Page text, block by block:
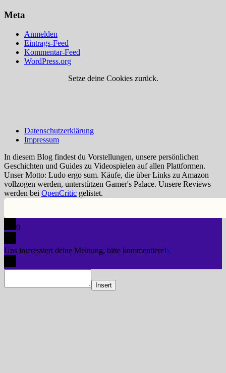
Meta
Anmelden
Eintrags-Feed
Kommentar-Feed
WordPress.org
Setze deine Cookies zurück.
Datenschutzerklärung
Impressum
In diesem Blog findest du Vorstellungen, unsere persönlichen
Geschichten und Guides zu Videospielen auf allen Plattformen.
Unser Motto: Ludo ergo sum. Käufe, die über Links zu Amazon
vollzogen werden, unterstützen Gamer's Palace. Unsere Reviews
werden bei OpenCritic gelistet.
0
Uns interessiert deine Meinung, bitte kommentiere!x
Insert